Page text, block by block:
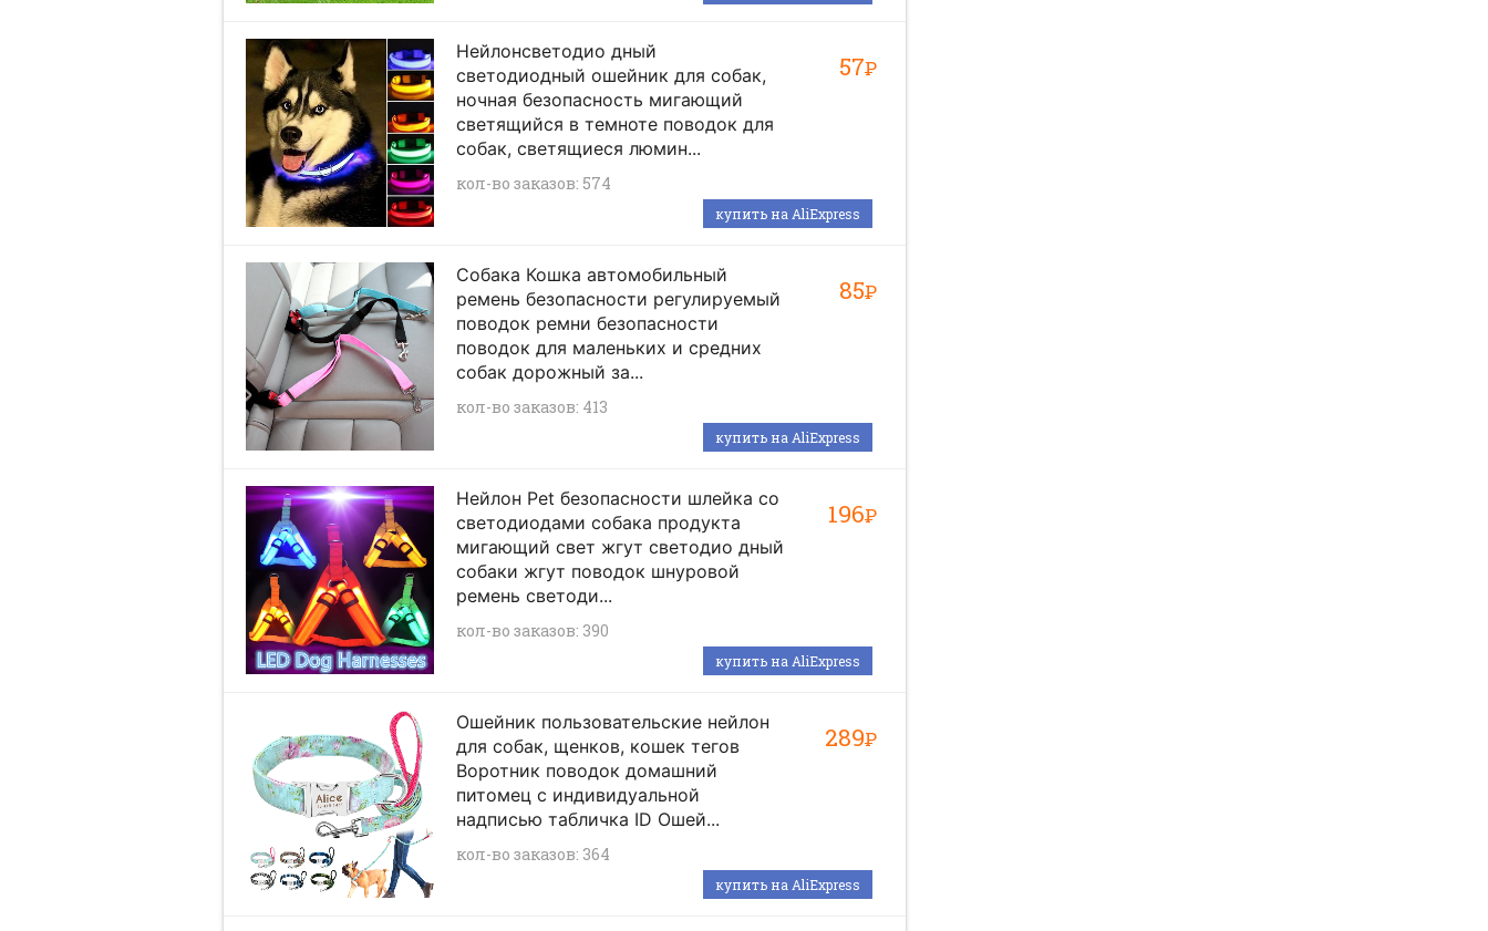
Нейлонсветодио дный
светодиодный ошейник для собак,
ночная безопасность мигающий
светящийся в темноте поводок для
собак, светящиеся люмин...
кол-во заказов: 574
57Р
купить на AliExpress
Собака Кошка автомобильный
ремень безопасности регулируемый
поводок ремни безопасности
поводок для маленьких и средних
собак дорожный за...
кол-во заказов: 413
85Р
купить на AliExpress
Нейлон Pet безопасности шлейка со
светодиодами собака продукта
мигающий свет жгут светодио дный
собаки жгут поводок шнуровой
ремень светоди...
кол-во заказов: 390
196Р
купить на AliExpress
Ошейник пользовательские нейлон
для собак, щенков, кошек тегов
Воротник поводок домашний
питомец с индивидуальной
надписью табличка ID Ошей...
кол-во заказов: 364
289Р
купить на AliExpress